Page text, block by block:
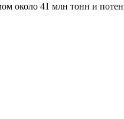
около 41 млн тонн и